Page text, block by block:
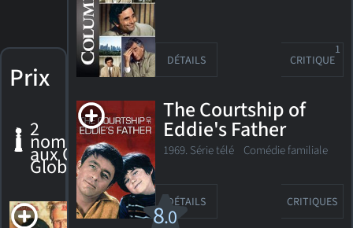
Prix
2
nominations
aux Golden
Globes
8.0
Leona
DÉTAILS CRITIQUE
1
The Courtship of
Eddie's Father
1969. Série télé Comédie familiale
DÉTAILS CRITIQUES